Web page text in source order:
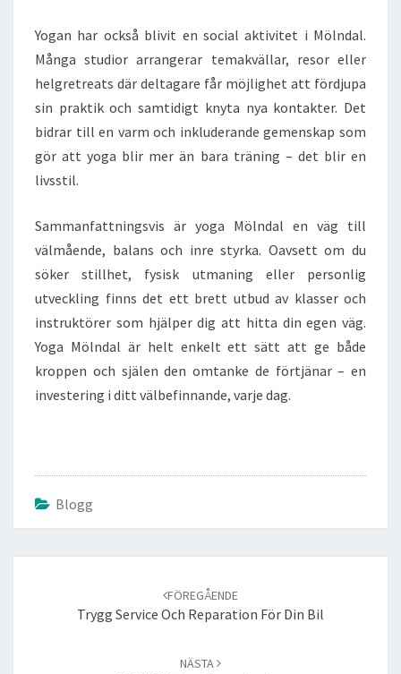
Yogan har också blivit en social aktivitet i Mölndal.
Många studior arrangerar temakvällar, resor eller
helgretreats där deltagare får möjlighet att fördjupa
sin praktik och samtidigt knyta nya kontakter. Det
bidrar till en varm och inkluderande gemenskap som
gör att yoga blir mer än bara träning – det blir en
livsstil.
Sammanfattningsvis är yoga Mölndal en väg till
välmående, balans och inre styrka. Oavsett om du
söker stillhet, fysisk utmaning eller personlig
utveckling finns det ett brett utbud av klasser och
instruktörer som hjälper dig att hitta din egen väg.
Yoga Mölndal är helt enkelt ett sätt att ge både
kroppen och själen den omtanke de förtjänar – en
investering i ditt välbefinnande, varje dag.
Blogg
FÖREGÅENDE
Trygg Service Och Reparation För Din Bil
NÄSTA